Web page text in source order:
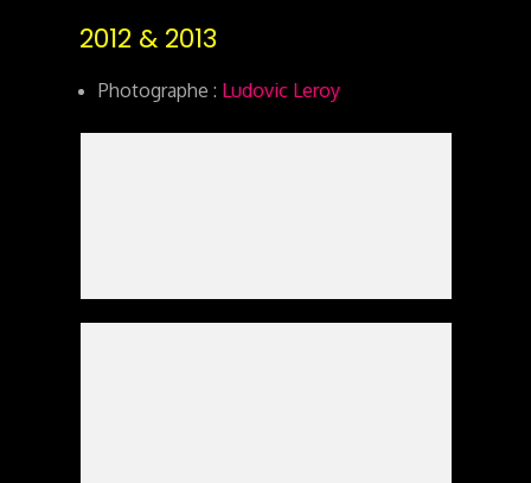
2012 & 2013
Photographe : Ludovic Leroy